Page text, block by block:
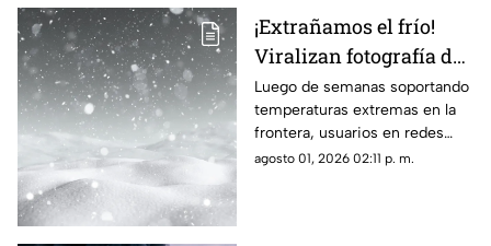
¡Extrañamos el frío!
Viralizan fotografía del
Cerro de la Biblia con
nieve tras días con más
de 40 grados en Juárez
Luego de semanas soportando
temperaturas extremas en la
frontera, usuarios en redes
sociales añoran las nevadas de
agosto 01, 2026 02:11 p. m.